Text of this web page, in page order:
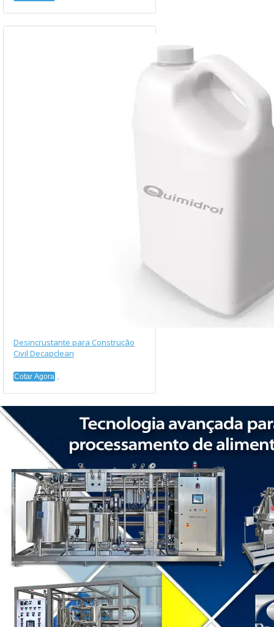
Desincrustante para Construção
Civil Decapclean
Cotar Agora